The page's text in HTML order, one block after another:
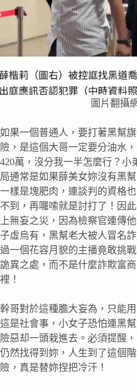
圖片翻攝
如果一個普通人，要打著黑幫
險，是這個大哥一定要分油水
420萬，沒分我一半怎麼行？小
局通常是如果薛美女妳沒有黑
一樣是塊肥肉，連談判的資格
不到，再囉嗦就是討打了！因
上無妄之災，因為檢察官連傳
子虛烏有，黑幫老大被人冒名
過一個花容月貌的主播竟敢挑
詭異之處，而不是什麼詐欺富
裡！
幹哥對於這種膽大妄為，只能
這是社會事，小女子恐怕連黑
險惡却一頭栽進去。必須提醒
仍然找得到妳，人生到了這個
險，真是替妳捏把冷汗！